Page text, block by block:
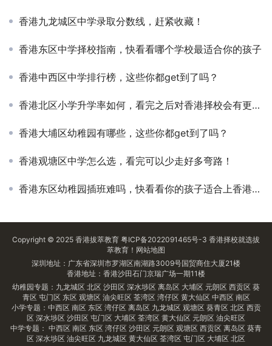
香港九龙城区中学录取分数线，赶紧收藏！
香港东区中学择校指南，快看看哪个学校最适合你的孩子
香港中西区中学排行榜，这些你都get到了吗？
香港北区小学升学率如何，看完之后对香港择校会有更全面的认知！
香港大埔区幼稚园有哪些，这些你都get到了吗？
香港观塘区中学怎么选，看完可以少走好多弯路！
香港东区幼稚园插班难吗，快看看你的孩子适合上香港的学校吗？
Copyright © 2025 香港拔萃教育 粤ICP备2022091465号-3 香港择校就选拔
萃教育！ 网站地图
深圳地址：广东省深圳市罗湖区南湖路3009号国贸商住大厦21楼
香港地址：香港沙田石门京瑞广场一期11楼
幼稚园专题： 九龙城区 北区 沙田区 深水埗区 离岛区 大埔区 元朗区 西贡区 葵
青区 屯门区 东区 观塘区 油尖旺区 荃湾区 湾仔区 黄大仙区 中西区 南区
小学专题： 中西区 南区 东区 湾仔区 离岛区 九龙城区 观塘区 葵青区 北区 西贡
区 深水埗区 沙田区 屯门区 大埔区 荃湾区 黄大仙区 元朗区 油尖旺区
中学专题： 中西区 南区 东区 湾仔区 沙田区 元朗区 观塘区 西贡区 离岛区 葵青
区 深水埗区 油尖旺区 九龙城区 黄大仙区 荃湾区 屯门区 大埔区 北区